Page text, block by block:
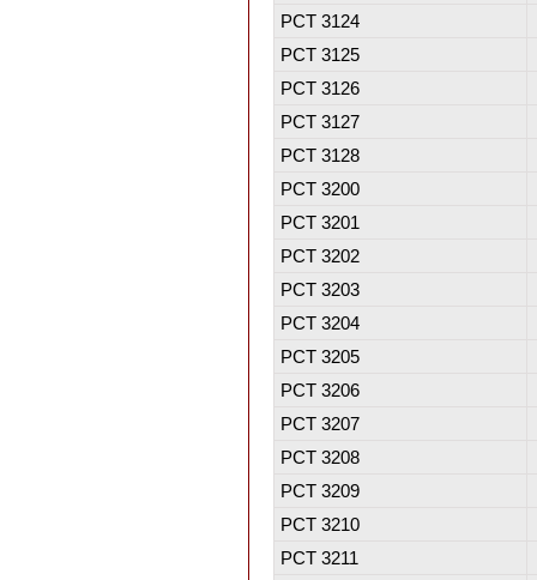
PCT 3124
PCT 3125
PCT 3126
PCT 3127
PCT 3128
PCT 3200
PCT 3201
PCT 3202
PCT 3203
PCT 3204
PCT 3205
PCT 3206
PCT 3207
PCT 3208
PCT 3209
PCT 3210
PCT 3211